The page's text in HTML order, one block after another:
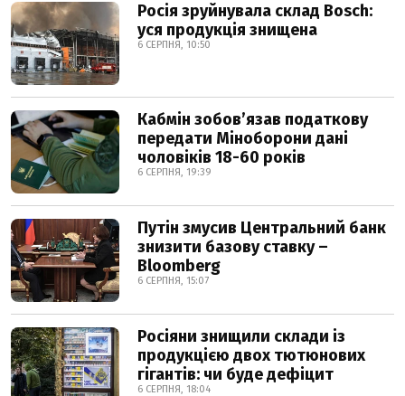
Росія зруйнувала склад Bosch:
уся продукція знищена
6 СЕРПНЯ, 10:50
Кабмін зобовʼязав податкову
передати Міноборони дані
чоловіків 18-60 років
6 СЕРПНЯ, 19:39
Путін змусив Центральний банк
знизити базову ставку –
Bloomberg
6 СЕРПНЯ, 15:07
Росіяни знищили склади із
продукцією двох тютюнових
гігантів: чи буде дефіцит
6 СЕРПНЯ, 18:04